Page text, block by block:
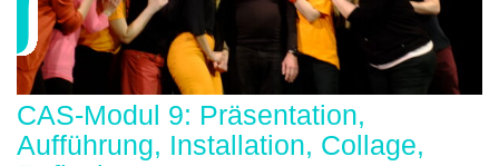
CAS-Modul 9: Präsentation,
Aufführung, Installation, Collage,